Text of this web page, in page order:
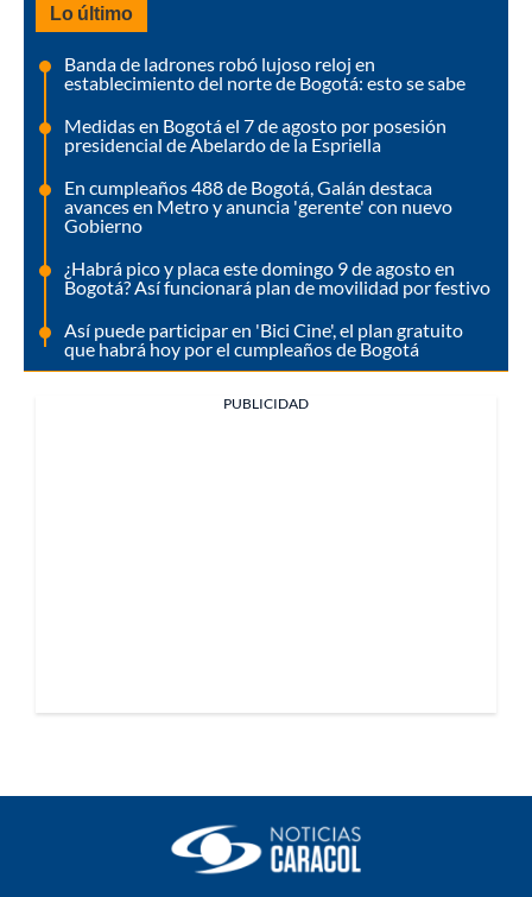
Lo último
Banda de ladrones robó lujoso reloj en
establecimiento del norte de Bogotá: esto se sabe
Medidas en Bogotá el 7 de agosto por posesión
presidencial de Abelardo de la Espriella
En cumpleaños 488 de Bogotá, Galán destaca
avances en Metro y anuncia 'gerente' con nuevo
Gobierno
¿Habrá pico y placa este domingo 9 de agosto en
Bogotá? Así funcionará plan de movilidad por festivo
Así puede participar en 'Bici Cine', el plan gratuito
que habrá hoy por el cumpleaños de Bogotá
PUBLICIDAD